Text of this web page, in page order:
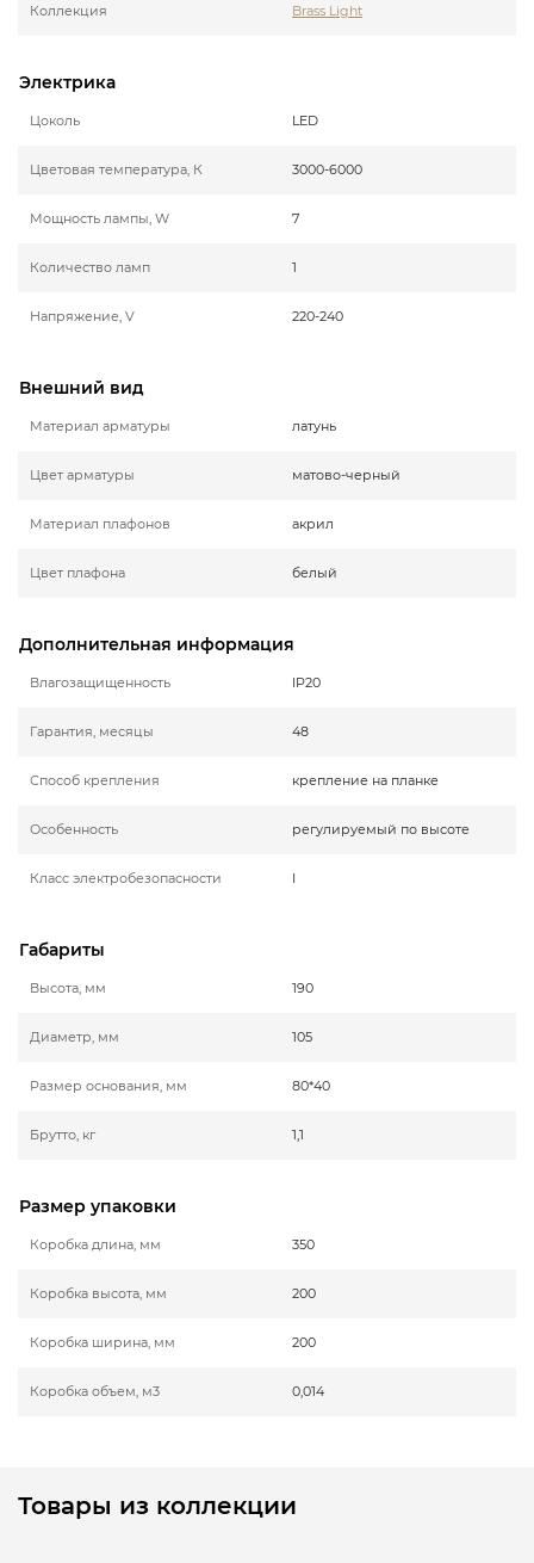
Коллекция Brass Light
Электрика
Цоколь LED
Цветовая температура, К 3000-6000
Мощность лампы, W 7
Количество ламп 1
Напряжение, V 220-240
Внешний вид
Материал арматуры латунь
Цвет арматуры матово-черный
Материал плафонов акрил
Цвет плафона белый
Дополнительная информация
Влагозащищенность IP20
Гарантия, месяцы 48
Способ крепления крепление на планке
Особенность регулируемый по высоте
Класс электробезопасности I
Габариты
Высота, мм 190
Диаметр, мм 105
Размер основания, мм 80*40
Брутто, кг 1,1
Размер упаковки
Коробка длина, мм 350
Коробка высота, мм 200
Коробка ширина, мм 200
Коробка объем, м3 0,014
Товары из коллекции